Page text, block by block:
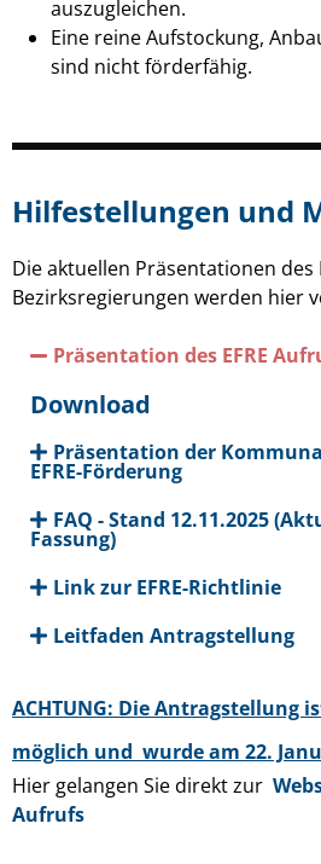
auszugleichen.
Eine reine Aufstockung,
sind nicht förderfähig.
Hilfestellungen und
Die aktuellen Präsentationen des
Bezirksregierungen werden hier
Präsentation des EFRE
Download
Präsentation der
EFRE-Förderung
FAQ - Stand 12.11.2025
Fassung)
Link zur EFRE-Richtlinie
Leitfaden Antragstellung
ACHTUNG: Die Antragstellung
möglich und wurde am 22.
Hier gelangen Sie direkt zur
Aufrufs